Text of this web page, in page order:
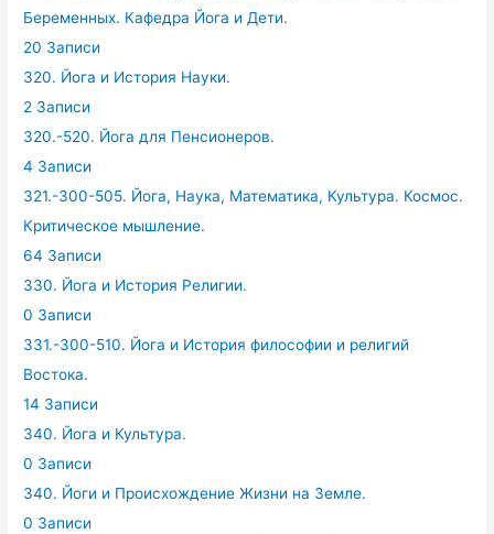
Беременных. Кафедра Йога и Дети.
20 Записи
320. Йога и История Науки.
2 Записи
320.-520. Йога для Пенсионеров.
4 Записи
321.-300-505. Йога, Наука, Математика, Культура. Космос.
Критическое мышление.
64 Записи
330. Йога и История Религии.
0 Записи
331.-300-510. Йога и История философии и религий
Востока.
14 Записи
340. Йога и Культура.
0 Записи
340. Йоги и Происхождение Жизни на Земле.
0 Записи